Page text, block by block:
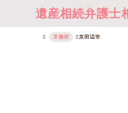
遺産相続弁護士
京都府 京田辺市